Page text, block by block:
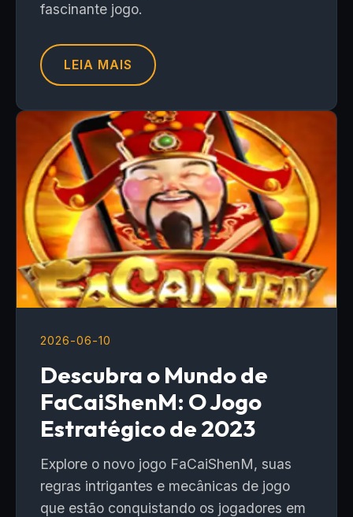
fascinante jogo.
LEIA MAIS
2026-06-10
Descubra o Mundo de
FaCaiShenM: O Jogo
Estratégico de 2023
Explore o novo jogo FaCaiShenM, suas
regras intrigantes e mecânicas de jogo
que estão conquistando os jogadores em